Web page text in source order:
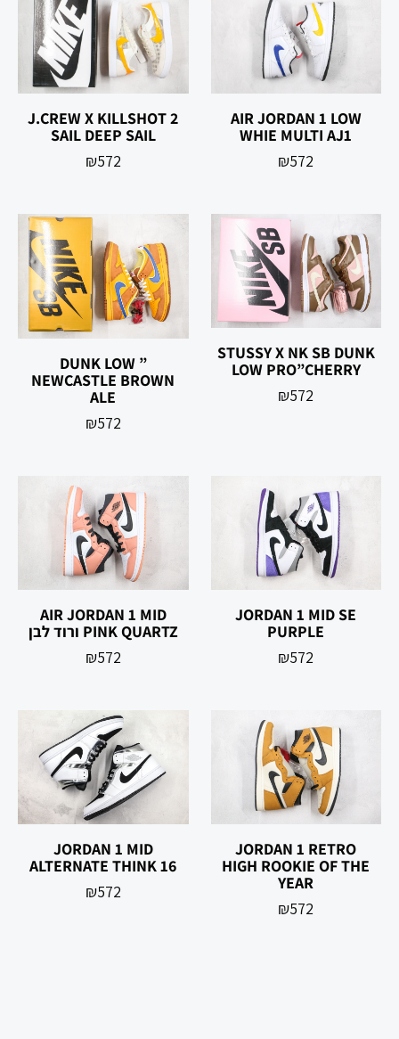
AIR JORDAN 1 LOW
WHIE MULTI AJ1
₪572
J.CREW X KILLSHOT 2
SAIL DEEP SAIL
₪572
STUSSY X NK SB DUNK
LOW PRO”CHERRY
₪572
DUNK LOW ”
NEWCASTLE BROWN
ALE
₪572
JORDAN 1 MID SE
PURPLE
₪572
AIR JORDAN 1 MID
PINK QUARTZ ורוד לבן
₪572
JORDAN 1 RETRO
HIGH ROOKIE OF THE
YEAR
₪572
JORDAN 1 MID
ALTERNATE THINK 16
₪572